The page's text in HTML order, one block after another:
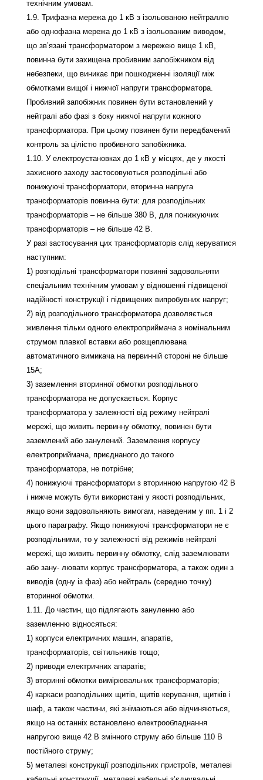
технічним умовам.
1.9. Трифазна мережа до 1 кВ з ізольованою нейтраллю
або однофазна мережа до 1 кВ з ізольованим виводом,
що зв’язані трансформатором з мережею вище 1 кВ,
повинна бути захищена пробивним запобіжником від
небезпеки, що виникає при пошкодженні ізоляції між
обмотками вищої і нижчої напруги трансформатора.
Пробивний запобіжник повинен бути встановлений у
нейтралі або фазі з боку нижчої напруги кожного
трансформатора. При цьому повинен бути передбачений
контроль за цілістю пробивного запобіжника.
1.10. У електроустановках до 1 кВ у місцях, де у якості
захисного заходу застосовуються розподільні або
понижуючі трансформатори, вторинна напруга
трансформаторів повинна бути: для розподільних
трансформаторів – не більше 380 В, для понижуючих
трансформаторів – не більше 42 В.
У разі застосування цих трансформаторів слід керуватися
наступним:
1) розподільні трансформатори повинні задовольняти
спеціальним технічним умовам у відношенні підвищеної
надійності конструкції і підвищених випробувних напруг;
2) від розподільного трансформатора дозволяється
живлення тільки одного електроприймача з номінальним
струмом плавкої вставки або розщеплювана
автоматичного вимикача на первинній стороні не більше
15А;
3) заземлення вторинної обмотки розподільного
трансформатора не допускається. Корпус
трансформатора у залежності від режиму нейтралі
мережі, що живить первинну обмотку, повинен бути
заземлений або занулений. Заземлення корпусу
електроприймача, приєднаного до такого
трансформатора, не потрібне;
4) понижуючі трансформатори з вторинною напругою 42 В
і нижче можуть бути використані у якості розподільних,
якщо вони задовольняють вимогам, наведеним у пп. 1 і 2
цього параграфу. Якщо понижуючі трансформатори не є
розподільними, то у залежності від режимів нейтралі
мережі, що живить первинну обмотку, слід заземлювати
або зану- лювати корпус трансформатора, а також один з
виводів (одну із фаз) або нейтраль (середню точку)
вторинної обмотки.
1.11. До частин, що підлягають зануленню або
заземленню відносяться:
1) корпуси електричних машин, апаратів,
трансформаторів, світильників тощо;
2) приводи електричних апаратів;
3) вторинні обмотки вимірювальних трансформаторів;
4) каркаси розподільних щитів, щитів керування, щитків і
шаф, а також частини, які знімаються або відчиняються,
якщо на останніх встановлено електрообладнання
напругою вище 42 В змінного струму або більше 110 В
постійного струму;
5) металеві конструкції розподільних пристроїв, металеві